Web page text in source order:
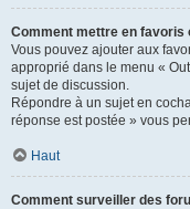
Comment mettre en
Vous pouvez ajouter aux
approprié dans le menu «
sujet de discussion.
Répondre à un sujet en
réponse est postée » vous
Haut
Comment surveiller des